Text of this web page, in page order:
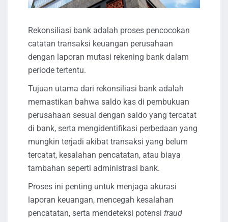
Rekonsiliasi bank adalah proses pencocokan
catatan transaksi keuangan perusahaan
dengan laporan mutasi rekening bank dalam
periode tertentu.
Tujuan utama dari rekonsiliasi bank adalah
memastikan bahwa saldo kas di pembukuan
perusahaan sesuai dengan saldo yang tercatat
di bank, serta mengidentifikasi perbedaan yang
mungkin terjadi akibat transaksi yang belum
tercatat, kesalahan pencatatan, atau biaya
tambahan seperti administrasi bank.
Proses ini penting untuk menjaga akurasi
laporan keuangan, mencegah kesalahan
pencatatan, serta mendeteksi potensi fraud